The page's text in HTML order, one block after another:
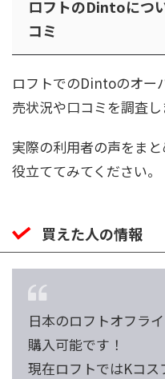
ロフトのDintoにつ
コミ
ロフトでのDintoのオー
売状況や口コミを調査し
実際の利用者の声をま
役立ててみてください。
買えた人の情報
日本のロフトオフラ
購入可能です！
現在ロフトではKコ